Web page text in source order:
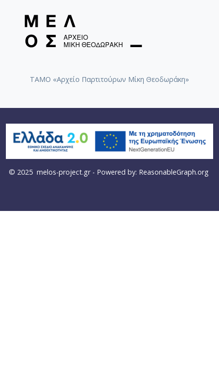
ΤΑΜΟ «Αρχείο Παρτιτούρων Μίκη Θεοδωράκη»
© 2025 melos-project.gr- Powered by: ReasonableGraph.org